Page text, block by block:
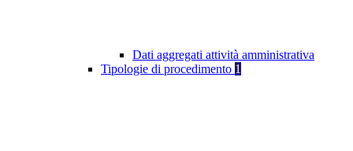
Dati aggregati attività amministrativa
Tipologie di procedimento 1